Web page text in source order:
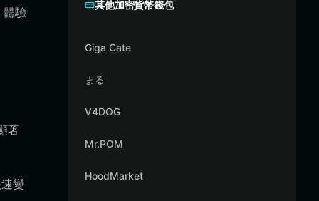
體驗
著
變
其他加密貨幣錢包
Giga Cate
まる
V4DOG
Mr.POM
HoodMarket